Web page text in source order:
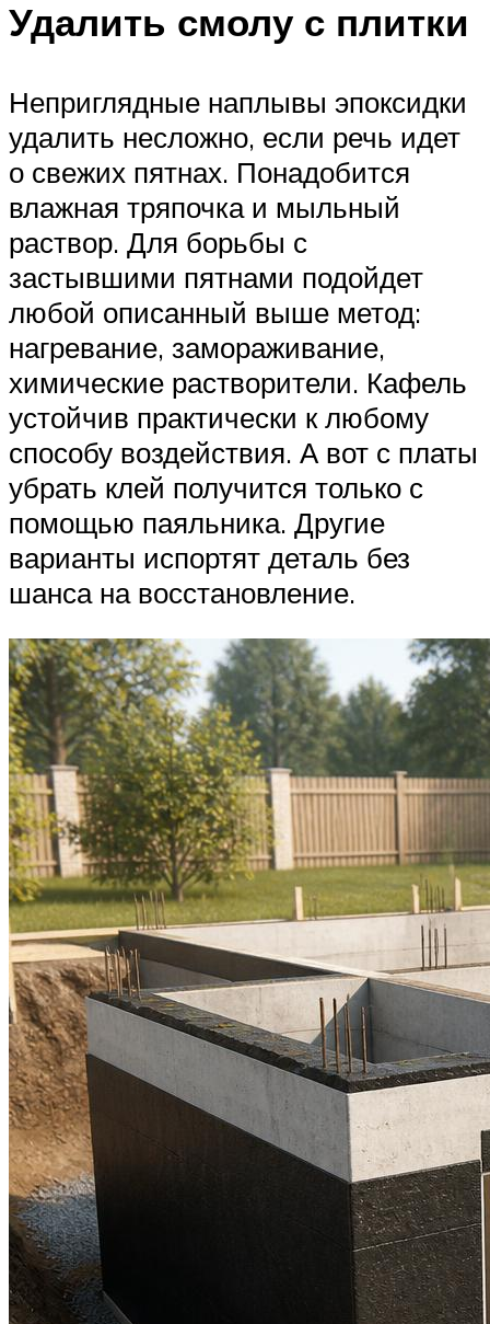
Удалить смолу с плитки
Неприглядные наплывы эпоксидки
удалить несложно, если речь идет
о свежих пятнах. Понадобится
влажная тряпочка и мыльный
раствор. Для борьбы с
застывшими пятнами подойдет
любой описанный выше метод:
нагревание, замораживание,
химические растворители. Кафель
устойчив практически к любому
способу воздействия. А вот с платы
убрать клей получится только с
помощью паяльника. Другие
варианты испортят деталь без
шанса на восстановление.